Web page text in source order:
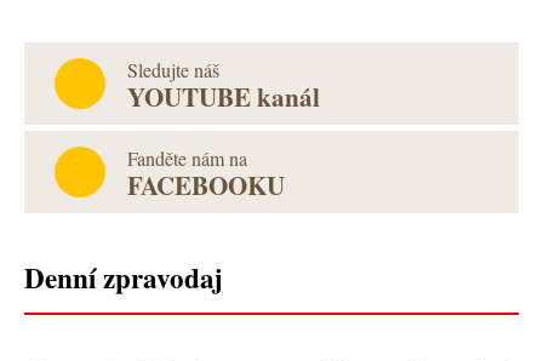
Sledujte náš
YOUTUBE kanál
Fanděte nám na
FACEBOOKU
Denní zpravodaj